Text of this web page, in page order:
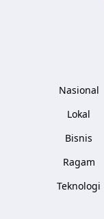
Nasional
Lokal
Bisnis
Ragam
Teknologi